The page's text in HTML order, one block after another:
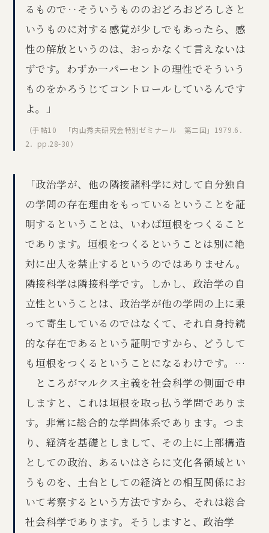
るもので‥そういうもののおどろおどろしさと
いうものに対する感覚が少しでもあったら、感
性の解放というのは、おっかなくて言えないは
ずです。わずか一パーセントの理性でそういう
ものをかろうじてコントロールしているんです
よ。」
（手帖10 「内山秀夫研究会特別ゼミナール 第二回」1979.6．
2．pp.28-30）
「政治学が、他の隣接諸科学に対して自分独自
の学問の存在理由をもっているということを証
明するということは、いわば垣根をつくること
であります。垣根をつくるということは別に絶
対に出入を禁止するというのではありません。
隣接科学は隣接科学です。しかし、政治学の自
立性ということは、政治学が他の学問の上に乗
って寄生しているのではなくて、それ自身持続
的な存在であるという証明ですから、どうして
も垣根をつくるということになるわけです。…
ところがマルクス主義を社会科学の側面で申
しますと、これは垣根を取っ払う学問でありま
す。非常に総合的な学問体系であります。つま
り、経済を基礎としまして、その上に上部構造
としての政治、あるいはさらに文化各領域とい
うものを、土台としての経済との相互関係にお
いて考察するという方法ですから、それは総合
社会科学であります。そうしますと、政治学